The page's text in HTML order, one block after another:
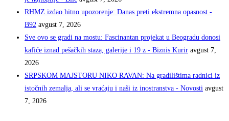
RHMZ izdao hitno upozorenje: Danas preti ekstremna opasnost -
B92 avgust 7, 2026
Sve ovo se gradi na mostu: Fascinantan projekat u Beogradu donosi
kafiće iznad pešačkih staza, galerije i 19 z - Biznis Kurir avgust 7,
2026
SRPSKOM MAJSTORU NIKO RAVAN: Na gradilištima radnici iz
istočnih zemalja, ali se vraćaju i naši iz inostranstva - Novosti avgust
7, 2026